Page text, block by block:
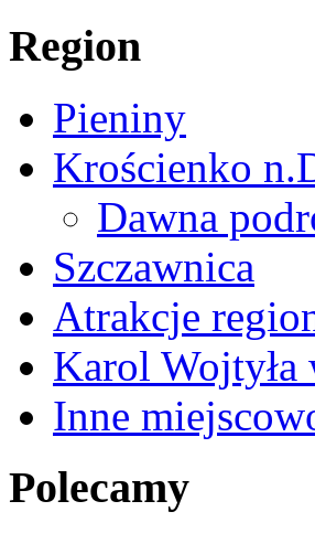
Region
Pieniny
Krościenko
Dawna
Szczawnica
Atrakcje
Karol Wojtyła
Inne
Polecamy